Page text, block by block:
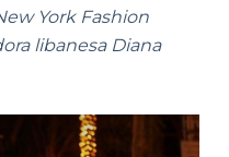
York Fashion
libanesa Diana